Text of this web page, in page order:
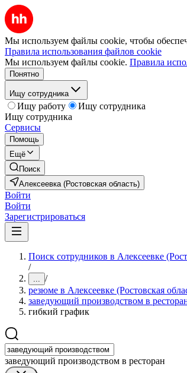
Мы используем файлы cookie, чтобы
Правила использования файлов cookie
Мы используем файлы cookie. Правила
Понятно
Ищу сотрудника
Ищу работу
Ищу сотрудника
Ищу сотрудника
Сервисы
Помощь
Ещё
Поиск
Алексеевка (Ростовская область)
Войти
Войти
Зарегистрироваться
Поиск сотрудников в Алексеевке
/
... /
резюме в Алексеевке (Ростовская
заведующий производством в
гибкий график
заведующий производством в ресторан